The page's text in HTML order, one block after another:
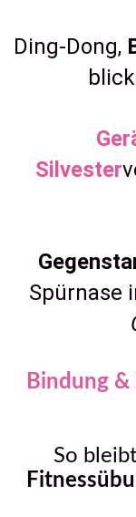
Ding-Dong,
Silvester
Spürnase
Bindung
So